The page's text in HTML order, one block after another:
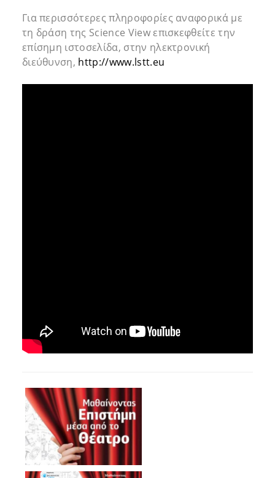
Για περισσότερες πληροφορίες αναφορικά με
τη δράση της Science View επισκεφθείτε την
επίσημη ιστοσελίδα, στην ηλεκτρονική
διεύθυνση, http://www.lstt.eu